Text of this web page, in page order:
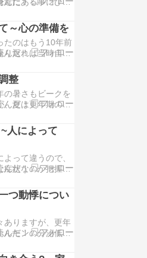
心の準備もなかっ
科に通ってまし
の時…
近にある事にびっ
と今週から涼し
歩も楽になりま
ナ対策も徹底し
は言うまでもない
に２０代の営業職
スクなしで友人
結果…
～心の準備を
たのはもう10年前
り返れば当時自分
た認識がなく、
その一つ一つの
精一杯で、更年
、調べる余裕すら
。心の準備があれ
識が変わります
余裕…
整
の暑さもビークを
、夏は更年期の方
節だと思いま
期は女性ホルモ
て体温調整が難
期には多くの方
暑く感じるのに
すると本当に危険
ます。こ…
人によって
って違うので、
症状なのか把握す
います。私の症
ないですが、白
くりしました。
あんまり情報がな
の義理の妹はリン
れていました、ま
るなど…
つ動悸につい
ありますが、更年
ルモンの分泌低下
発症するそうで
たがこれといっ